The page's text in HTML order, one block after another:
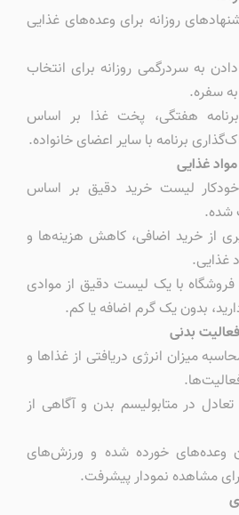
روزانه برای وعده‌های غذایی
به سردرگمی روزانه برای انتخاب
سفره.
هفتگی، پخت غذا بر اساس
برنامه با سایر اعضای خانواده.
غذایی
لیست خرید دقیق بر اساس
شده.
از خرید اضافی، کاهش هزینه‌ها و
غذایی.
فروشگاه با یک لیست دقیق از موادی
بدون یک گرم اضافه یا کم.
بدنی
میزان انرژی دریافتی از غذاها و
تعادل در متابولیسم بدن و آگاهی از
وعده‌های خورده شده و ورزش‌های
مشاهده نمودار پیشرفت.